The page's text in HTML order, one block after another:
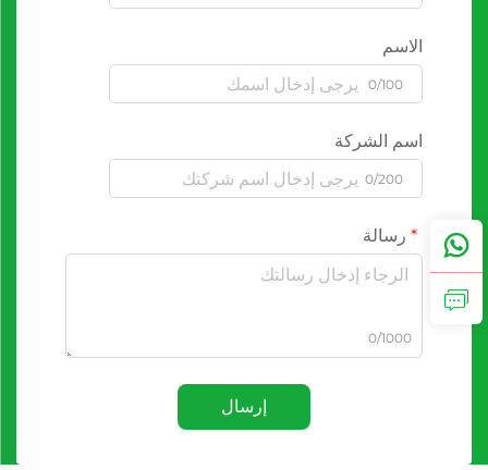
الاسم
0/100
اسم الشركة
0/200
رسالة
0/1000
إرسال